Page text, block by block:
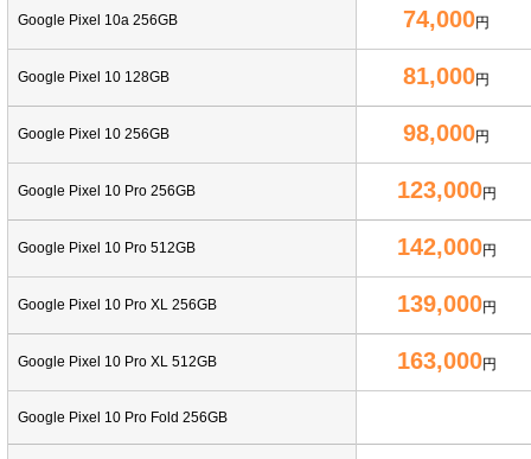
Google Pixel 10a 256GB 74,000円
Google Pixel 10 128GB 81,000円
Google Pixel 10 256GB 98,000円
Google Pixel 10 Pro 256GB 123,000円
Google Pixel 10 Pro 512GB 142,000円
Google Pixel 10 Pro XL 256GB 139,000円
Google Pixel 10 Pro XL 512GB 163,000円
Google Pixel 10 Pro Fold 256GB